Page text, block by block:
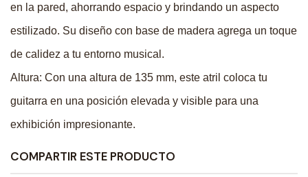
en la pared, ahorrando espacio y brindando un aspecto
estilizado. Su diseño con base de madera agrega un toque
de calidez a tu entorno musical.
Altura: Con una altura de 135 mm, este atril coloca tu
guitarra en una posición elevada y visible para una
exhibición impresionante.
COMPARTIR ESTE PRODUCTO